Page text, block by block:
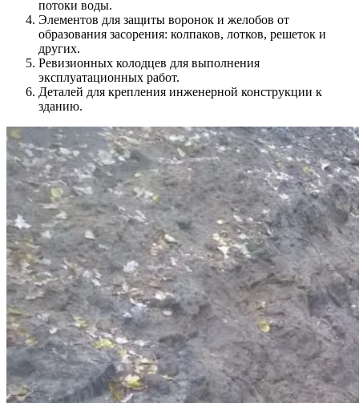
потоки воды.
Элементов для защиты воронок и желобов от
образования засорения: колпаков, лотков, решеток и
других.
Ревизионных колодцев для выполнения
эксплуатационных работ.
Деталей для крепления инженерной конструкции к
зданию.